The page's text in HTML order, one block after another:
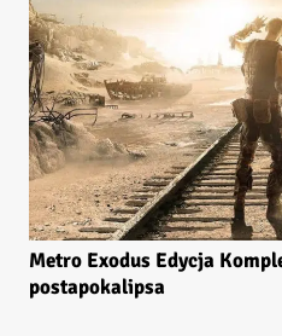
Metro Exodus Edycja
postapokalipsa